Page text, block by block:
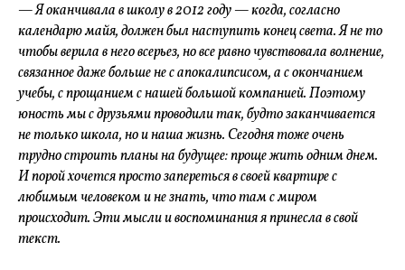
— Я оканчивала в школу в 2012 году — когда, согласно
календарю майя, должен был наступить конец света. Я не то
чтобы верила в него всерьез, но все равно чувствовала волнение,
связанное даже больше не с апокалипсисом, а с окончанием
учебы, с прощанием с нашей большой компанией. Поэтому
юность мы с друзьями проводили так, будто заканчивается
не только школа, но и наша жизнь. Сегодня тоже очень
трудно строить планы на будущее: проще жить одним днем.
И порой хочется просто запереться в своей квартире с
любимым человеком и не знать, что там с миром
происходит. Эти мысли и воспоминания я принесла в свой
текст.